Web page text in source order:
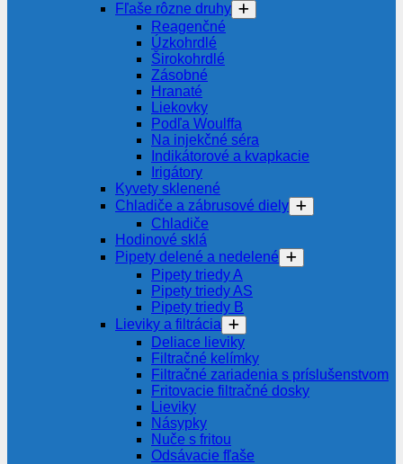
Fľaše rôzne druhy
Reagenčné
Úzkohrdlé
Širokohrdlé
Zásobné
Hranaté
Liekovky
Podľa Woulffa
Na injekčné séra
Indikátorové a kvapkacie
Irigátory
Kyvety sklenené
Chladiče a zábrusové diely
Chladiče
Hodinové sklá
Pipety delené a nedelené
Pipety triedy A
Pipety triedy AS
Pipety triedy B
Lieviky a filtrácia
Deliace lieviky
Filtračné kelímky
Filtračné zariadenia s príslušenstvom
Fritovacie filtračné dosky
Lieviky
Násypky
Nuče s fritou
Odsávacie fľaše